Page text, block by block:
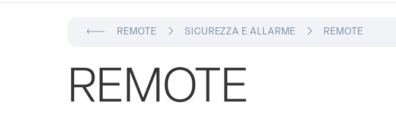
REMOTE SICUREZZA E ALLARME REMOTE
REMOTE